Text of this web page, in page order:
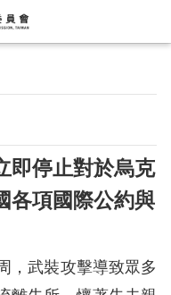
即停止對於烏克
各項國際公約與
，武裝攻擊導致眾多